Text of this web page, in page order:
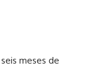
meses de